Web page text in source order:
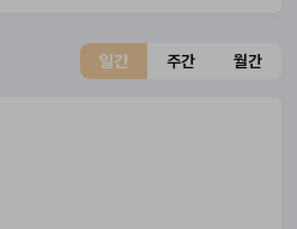
일간 주간 월간